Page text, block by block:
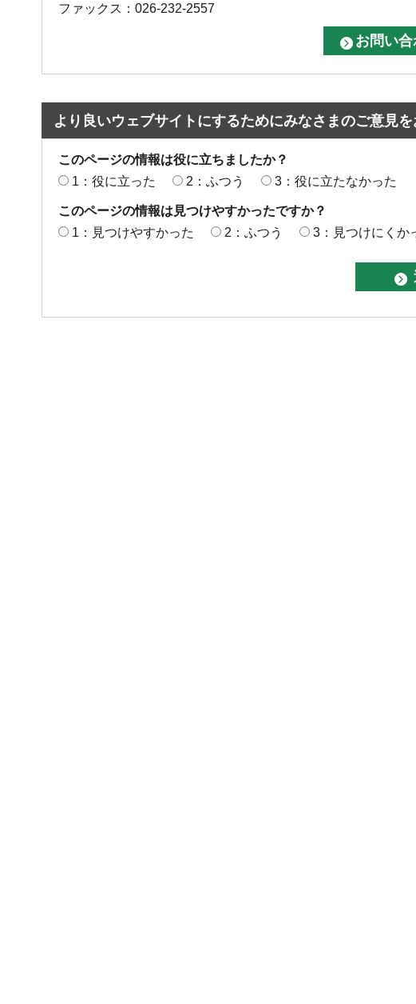
ファックス：026-232-2557
より良いウェブサイトにするためにみなさまのご意見
このページの情報は役に立ちましたか？
1：役に立った
2：ふつう 3：役に立たなかった
このページの情報は見つけやすかったですか？
1：見つけやすかった
2：ふつう 3：見つけにくか